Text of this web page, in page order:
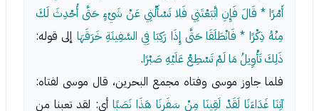
أَمْرًا * قَالَ فَإِنِ اتَّبَعْتَنِي فَلا تَسْأَلْنِي عَنْ شَيْءٍ حَتَّى أُحْدِثَ لَكَ
مِنْهُ ذِكْرًا * فَانْطَلَقَا حَتَّى إِذَا رَكِبَا فِي السَّفِينَةِ خَرَقَهَا إلى قوله:
ذَلِكَ تَأْوِيلُ مَا لَمْ تَسْطِعْ عَلَيْهِ صَبْرًا.
فلما جاوز موسى وفتاه مجمع البحرين، قال موسى لفتاه:
آتِنَا غَدَاءَنَا لَقَدْ لَقِينَا مِنْ سَفَرِنَا هَذَا نَصَبًا أي: لقد تعبنا من